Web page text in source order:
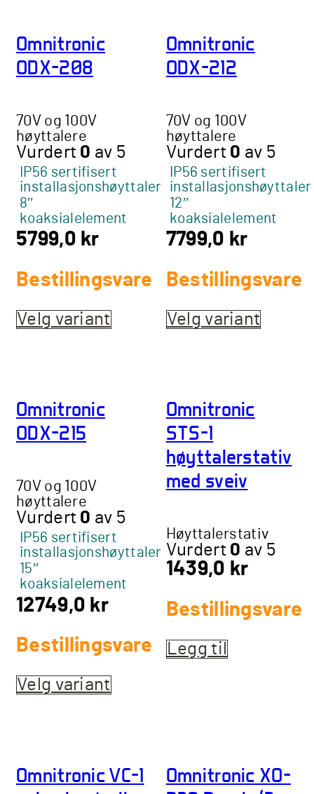
Omnitronic
ODX-208
70V og 100V
høyttalere
Vurdert 0 av 5
IP56 sertifisert
installasjonshøyttaler
8″
koaksialelement
5799,0 kr
Bestillingsvare
Velg variant
Alternativene
produktsiden
Omnitronic
ODX-212
70V og 100V
høyttalere
Vurdert 0 av 5
IP56 sertifisert
installasjonshøyttaler
12″
koaksialelement
7799,0 kr
Bestillingsvare
Velg variant
på
Omnitronic
ODX-215
70V og 100V
høyttalere
Vurdert 0 av 5
IP56 sertifisert
installasjonshøyttaler
15″
koaksialelement
12749,0 kr
Bestillingsvare
Velg variant
Alternativene
kan
Omnitronic
STS-1
høyttalerstativ
med sveiv
Høyttalerstativ
Vurdert 0 av 5
1439,0 kr
Bestillingsvare
Legg til
Omnitronic VC-1
Omnitronic XO-